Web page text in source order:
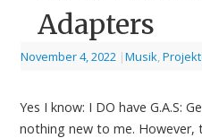
Adapters
November 4, 2022 |Musik,
Yes I know: I DO have G.A.S:
nothing new to me.